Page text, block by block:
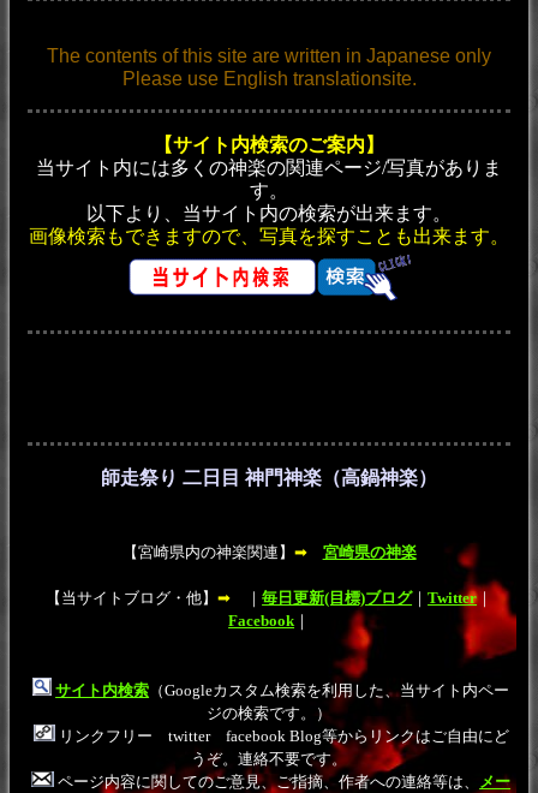
The contents of this site are written in Japanese only
Please use English translationsite.
【サイト内検索のご案内】
当サイト内には多くの神楽の関連ページ/写真がありま
す。
以下より、当サイト内の検索が出来ます。
画像検索もできますので、写真を探すことも出来ます。
師走祭り 二日目 神門神楽（高鍋神楽）
【宮崎県内の神楽関連】 ➡ 宮崎県の神楽
【当サイトブログ・他】➡ ｜毎日更新(目標)ブログ｜Twitter｜
Facebook｜
サイト内検索 （Googleカスタム検索を利用した、当サイト内ペー
ジの検索です。）
リンクフリー twitter facebook Blog等からリンクはご自由にど
うぞ。連絡不要です。
ページ内容に関してのご意見、ご指摘、作者への連絡等は、 メー